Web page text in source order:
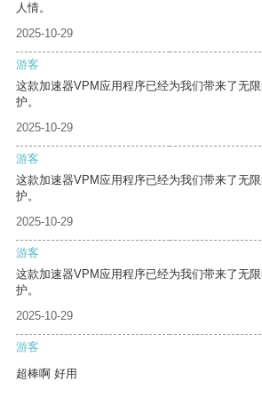
人情。
2025-10-29
游客
这款加速器VPM应用程序已经为我们带来了无
护。
2025-10-29
游客
这款加速器VPM应用程序已经为我们带来了无
护。
2025-10-29
游客
这款加速器VPM应用程序已经为我们带来了无
护。
2025-10-29
游客
超棒啊 好用